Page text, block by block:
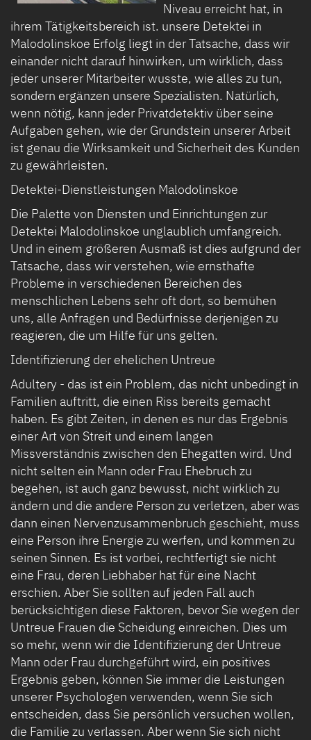
Niveau erreicht hat, in
ihrem Tätigkeitsbereich ist. unsere Detektei in
Malodolinskoe Erfolg liegt in der Tatsache, dass wir
einander nicht darauf hinwirken, um wirklich, dass
jeder unserer Mitarbeiter wusste, wie alles zu tun,
sondern ergänzen unsere Spezialisten. Natürlich,
wenn nötig, kann jeder Privatdetektiv über seine
Aufgaben gehen, wie der Grundstein unserer Arbeit
ist genau die Wirksamkeit und Sicherheit des Kunden
zu gewährleisten.
Detektei-Dienstleistungen Malodolinskoe
Die Palette von Diensten und Einrichtungen zur
Detektei Malodolinskoe unglaublich umfangreich.
Und in einem größeren Ausmaß ist dies aufgrund der
Tatsache, dass wir verstehen, wie ernsthafte
Probleme in verschiedenen Bereichen des
menschlichen Lebens sehr oft dort, so bemühen
uns, alle Anfragen und Bedürfnisse derjenigen zu
reagieren, die um Hilfe für uns gelten.
Identifizierung der ehelichen Untreue
Adultery - das ist ein Problem, das nicht unbedingt in
Familien auftritt, die einen Riss bereits gemacht
haben. Es gibt Zeiten, in denen es nur das Ergebnis
einer Art von Streit und einem langen
Missverständnis zwischen den Ehegatten wird. Und
nicht selten ein Mann oder Frau Ehebruch zu
begehen, ist auch ganz bewusst, nicht wirklich zu
ändern und die andere Person zu verletzen, aber was
dann einen Nervenzusammenbruch geschieht, muss
eine Person ihre Energie zu werfen, und kommen zu
seinen Sinnen. Es ist vorbei, rechtfertigt sie nicht
eine Frau, deren Liebhaber hat für eine Nacht
erschien. Aber Sie sollten auf jeden Fall auch
berücksichtigen diese Faktoren, bevor Sie wegen der
Untreue Frauen die Scheidung einreichen. Dies um
so mehr, wenn wir die Identifizierung der Untreue
Mann oder Frau durchgeführt wird, ein positives
Ergebnis geben, können Sie immer die Leistungen
unserer Psychologen verwenden, wenn Sie sich
entscheiden, dass Sie persönlich versuchen wollen,
die Familie zu verlassen. Aber wenn Sie sich nicht